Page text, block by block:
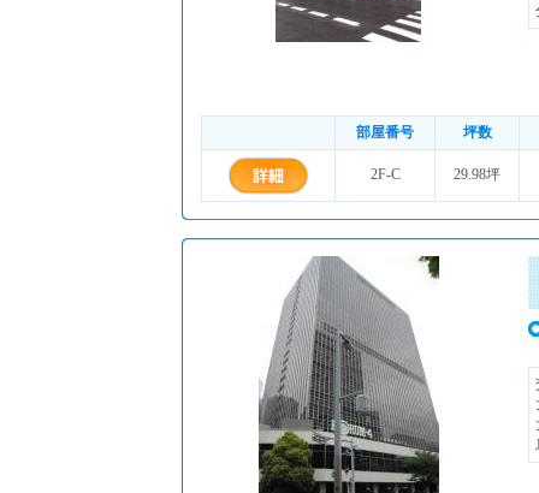
部屋番号 坪数
2F-C 29.98坪